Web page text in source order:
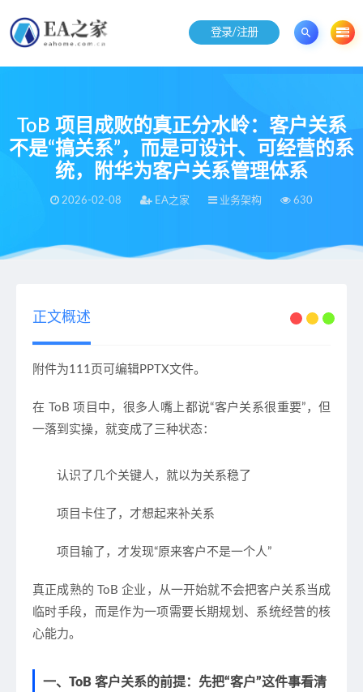
登录/注册
ToB 项目成败的真正分水岭：客户关系
不是“搞关系”，而是可设计、可经营的系
统，附华为客户关系管理体系
2026-02-08 EA之家 业务架构 630
当前位置：EA之家 ToB 项目成败的真正分水岭：客户关系不是“搞关系”，而是可设计、可经营的系统，附华为客户关系管理体系
正文概述
附件为111页可编辑PPTX文件。
在 ToB 项目中，很多人嘴上都说“客户关系很重要”，但
一落到实操，就变成了三种状态：
认识了几个关键人，就以为关系稳了
项目卡住了，才想起来补关系
项目输了，才发现“原来客户不是一个人”
真正成熟的 ToB 企业，从一开始就不会把客户关系当成
临时手段，而是作为一项需要长期规划、系统经营的核
心能力。
一、ToB 客户关系的前提：先把“客户”这件事看清